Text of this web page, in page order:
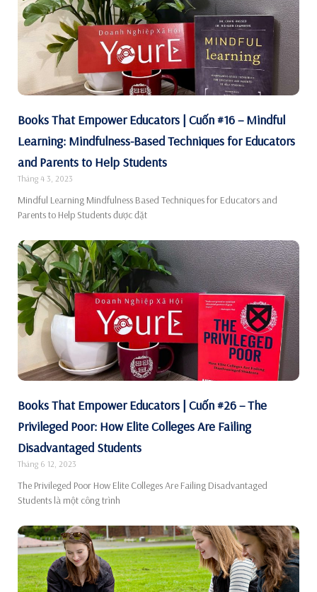
Books That Empower Educators | Cuốn #16 – Mindful
Learning: Mindfulness-Based Techniques for Educators
and Parents to Help Students
Tháng 4 3, 2023
Mindful Learning Mindfulness Based Techniques for Educators and
Parents to Help Students được đặt
Books That Empower Educators | Cuốn #26 – The
Privileged Poor: How Elite Colleges Are Failing
Disadvantaged Students
Tháng 6 12, 2023
The Privileged Poor How Elite Colleges Are Failing Disadvantaged
Students là một công trình